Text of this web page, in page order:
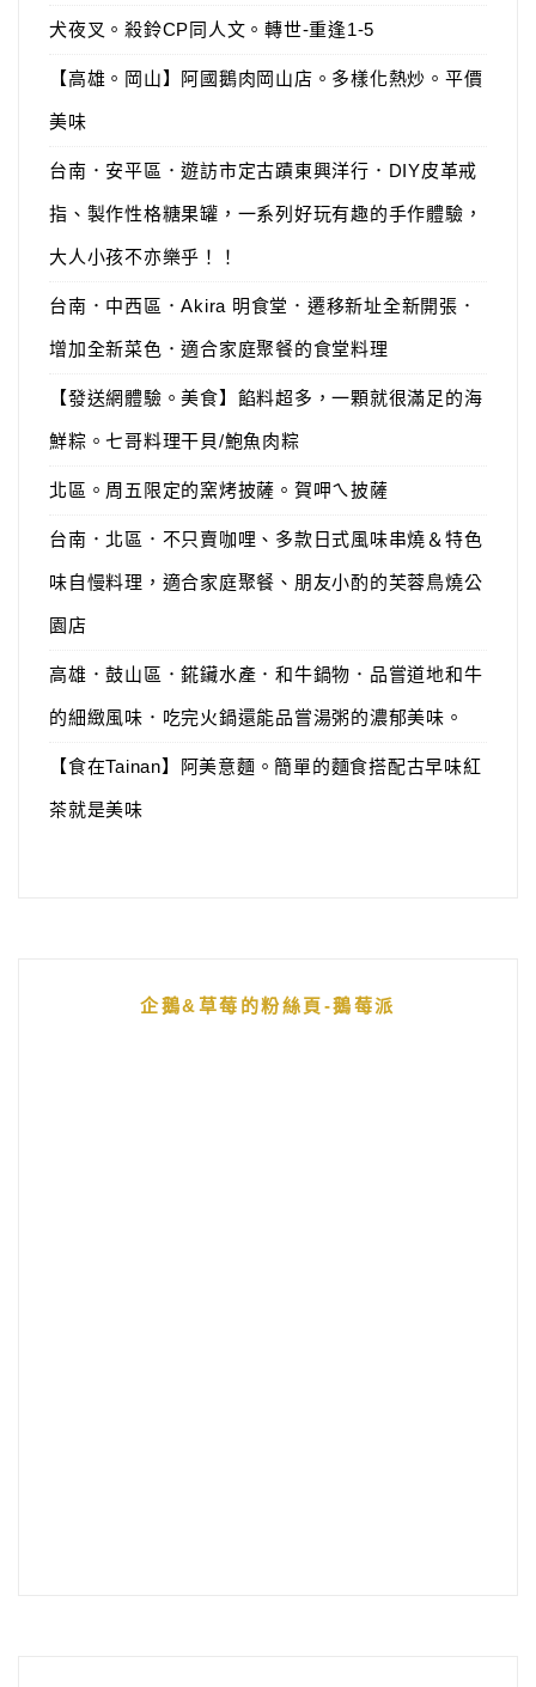
犬夜叉。殺鈴CP同人文。轉世-重逢1-5
【高雄。岡山】阿國鵝肉岡山店。多樣化熱炒。平價
美味
台南．安平區．遊訪市定古蹟東興洋行．DIY皮革戒
指、製作性格糖果罐，一系列好玩有趣的手作體驗，
大人小孩不亦樂乎！！
台南．中西區．Akira 明食堂．遷移新址全新開張．
增加全新菜色．適合家庭聚餐的食堂料理
【發送網體驗。美食】餡料超多，一顆就很滿足的海
鮮粽。七哥料理干貝/鮑魚肉粽
北區。周五限定的窯烤披薩。賀呷ㄟ披薩
台南．北區．不只賣咖哩、多款日式風味串燒＆特色
味自慢料理，適合家庭聚餐、朋友小酌的芙蓉鳥燒公
園店
高雄．鼓山區．錵鑶水產．和牛鍋物．品嘗道地和牛
的細緻風味．吃完火鍋還能品嘗湯粥的濃郁美味。
【食在Tainan】阿美意麵。簡單的麵食搭配古早味紅
茶就是美味
企鵝&草莓的粉絲頁-鵝莓派